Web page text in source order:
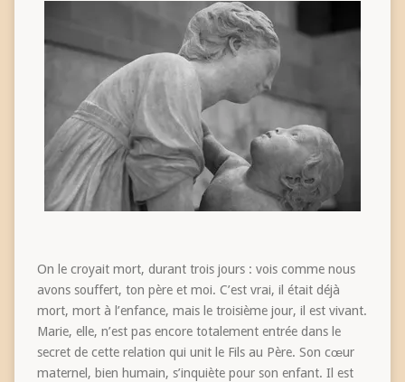
On le croyait mort, durant trois jours : vois comme nous
avons souffert, ton père et moi. C’est vrai, il était déjà
mort, mort à l’enfance, mais le troisième jour, il est vivant.
Marie, elle, n’est pas encore totalement entrée dans le
secret de cette relation qui unit le Fils au Père. Son cœur
maternel, bien humain, s’inquiète pour son enfant. Il est